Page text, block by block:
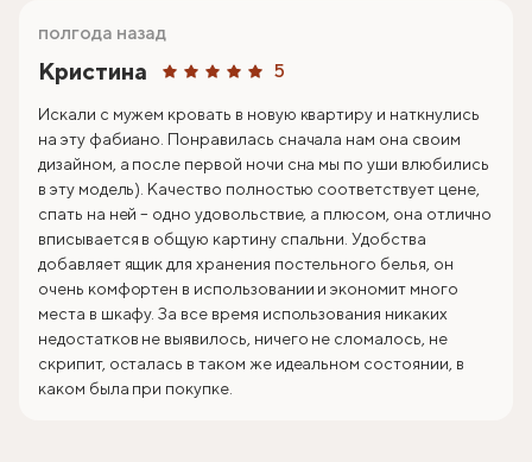
Кристина 5
полгода назад
Искали с мужем кровать в новую квартиру и наткнулись
на эту фабиано. Понравилась сначала нам она своим
дизайном, а после первой ночи сна мы по уши влюбились
в эту модель). Качество полностью соответствует цене,
спать на ней – одно удовольствие, а плюсом, она отлично
вписывается в общую картину спальни. Удобства
добавляет ящик для хранения постельного белья, он
очень комфортен в использовании и экономит много
места в шкафу. За все время использования никаких
недостатков не выявилось, ничего не сломалось, не
скрипит, осталась в таком же идеальном состоянии, в
каком была при покупке.